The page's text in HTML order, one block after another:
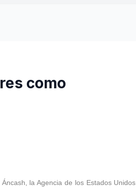
como
la Agencia de los Estados Unidos